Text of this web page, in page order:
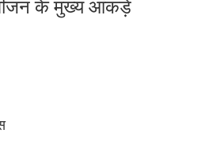
के मुख्य आंकड़े